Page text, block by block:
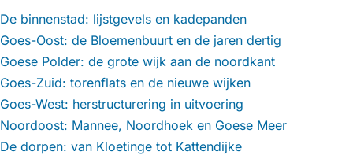
De binnenstad: lijstgevels en kadepanden
Goes-Oost: de Bloemenbuurt en de jaren dertig
Goese Polder: de grote wijk aan de noordkant
Goes-Zuid: torenflats en de nieuwe wijken
Goes-West: herstructurering in uitvoering
Noordoost: Mannee, Noordhoek en Goese Meer
De dorpen: van Kloetinge tot Kattendijke